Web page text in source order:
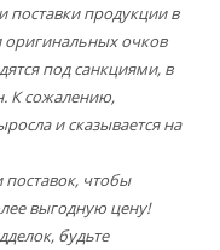
поставки продукции в
очков
под санкциями, в
К сожалению,
и сказывается на
чтобы
выгодную цену!
будьте